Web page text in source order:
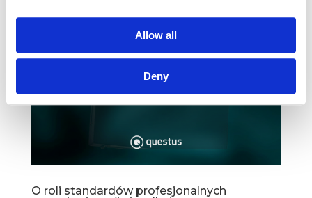
Allow all
Deny
O roli standardów profesjonalnych